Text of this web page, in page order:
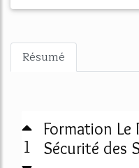
Résumé
1
Formation Le
Sécurité des